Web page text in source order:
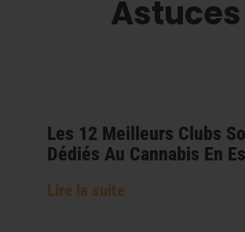
Astuces
Les 12 Meilleurs Clubs
Dédiés Au Cannabis En
Lire la suite